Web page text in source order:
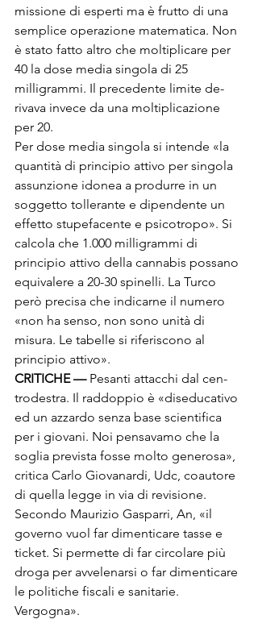
missione di esperti ma è frutto di una
semplice operazione matematica. Non
è stato fatto altro che moltiplicare per
40 la dose media singola di 25
milligrammi. Il precedente limite de­
rivava invece da una moltiplicazione
per 20.
Per dose media singola si intende «la
quantità di principio attivo per singola
assunzione idonea a produr­re in un
soggetto tollerante e dipen­dente un
effetto stupefacente e psico­tropo». Si
calcola che 1.000 milligram­mi di
principio attivo della cannabis possano
equivalere a 20-30 spinelli. La Turco
però precisa che indicarne il numero
«non ha senso, non sono unità di
misura. Le tabelle si riferisco­no al
principio attivo».
CRITICHE — Pesanti attacchi dal cen­
trodestra. Il raddoppio è «diseducati­vo
ed un azzardo senza base scientifi­ca
per i giovani. Noi pensavamo che la
soglia prevista fosse molto genero­sa»,
critica Carlo Giovanardi, Udc, co­autore
di quella legge in via di revisio­ne.
Secondo Maurizio Gasparri, An, «il
governo vuol far dimenticare tasse e
ticket. Si permette di far circolare più
droga per avvelenarsi o far dimen­ticare
le politiche fiscali e sanitarie.
Vergogna».